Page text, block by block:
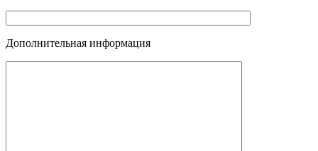
Дополнительная информация